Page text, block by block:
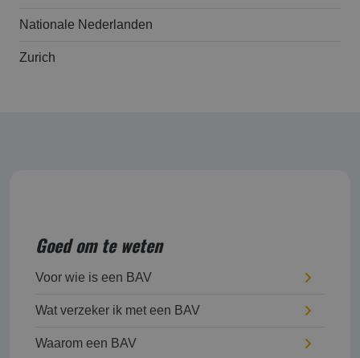
Nationale Nederlanden
Zurich
Goed om te weten
Voor wie is een BAV
Wat verzeker ik met een BAV
Waarom een BAV